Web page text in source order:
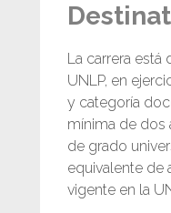
La carrera está
UNLP, en
y categoría
mínima de dos
de grado
equivalente de
vigente en la